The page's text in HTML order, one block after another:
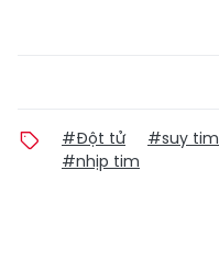
#Đột tử #suy tim
#nhịp tim